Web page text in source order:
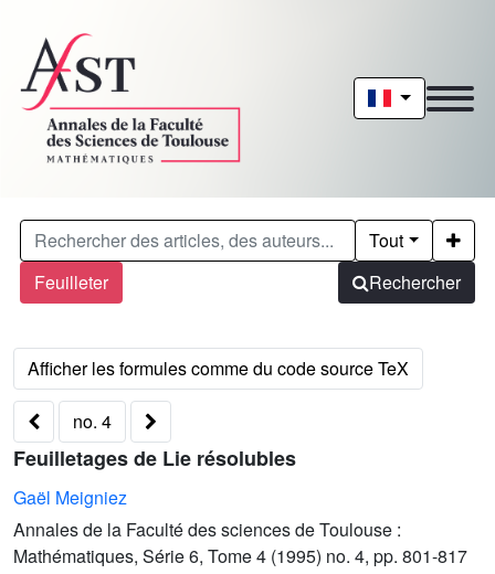
Feuilleter
Tout
Rechercher
no. 4
Feuilletages de Lie résolubles
Gaël Meigniez
Annales de la Faculté des sciences de Toulouse :
Mathématiques, Série 6, Tome 4 (1995) no. 4, pp. 801-817